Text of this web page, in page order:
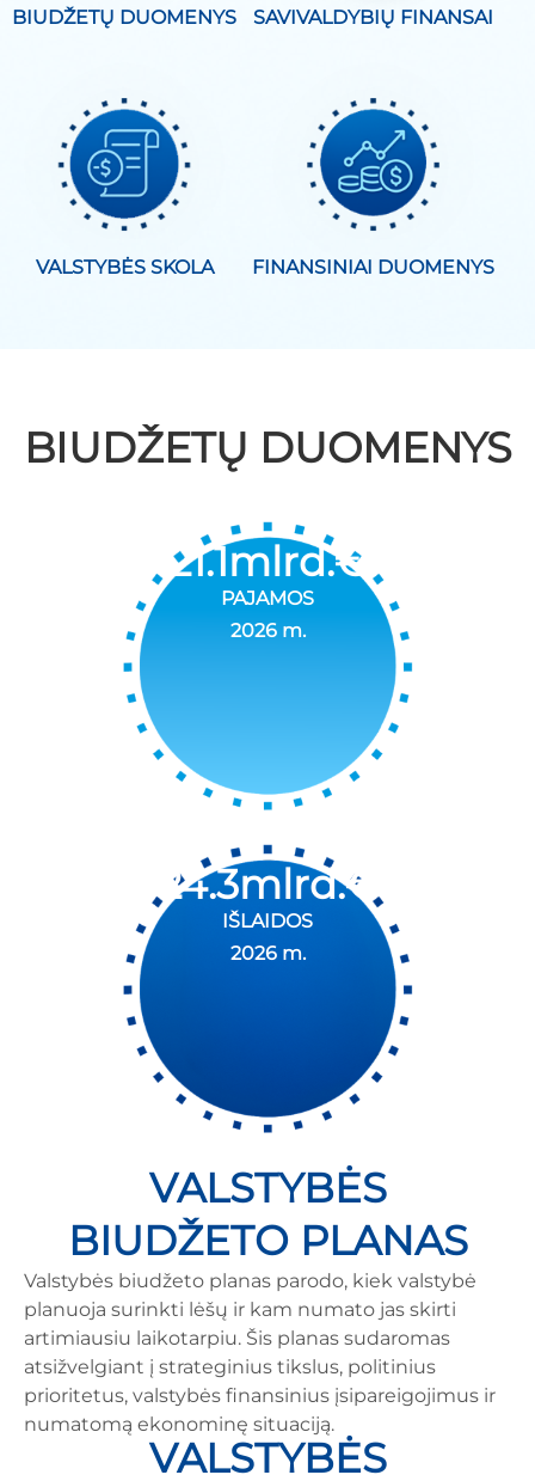
BIUDŽETŲ DUOMENYS SAVIVALDYBIŲ FINANSAI
VALSTYBĖS SKOLA FINANSINIAI DUOMENYS
BIUDŽETŲ DUOMENYS
21.1mlrd.€
PAJAMOS
2026 m.
27.5mlrd.€
IŠLAIDOS
2026 m.
VALSTYBĖS
BIUDŽETO PLANAS
Valstybės biudžeto planas parodo, kiek valstybė
planuoja surinkti lėšų ir kam numato jas skirti
artimiausiu laikotarpiu. Šis planas sudaromas
atsižvelgiant į strateginius tikslus, politinius
prioritetus, valstybės finansinius įsipareigojimus ir
numatomą ekonominę situaciją.
VALSTYBĖS